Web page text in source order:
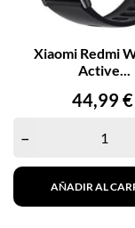
Xiaomi Redmi
Active...
Precio
44,99 €
–
AÑADIR AL